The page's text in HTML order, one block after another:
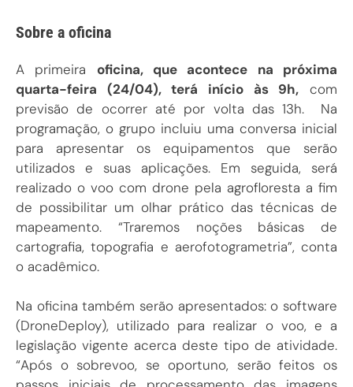
Sobre a oficina
A primeira oficina, que acontece na próxima
quarta-feira (24/04), terá início às 9h, com
previsão de ocorrer até por volta das 13h. Na
programação, o grupo incluiu uma conversa inicial
para apresentar os equipamentos que serão
utilizados e suas aplicações. Em seguida, será
realizado o voo com drone pela agrofloresta a fim
de possibilitar um olhar prático das técnicas de
mapeamento. “Traremos noções básicas de
cartografia, topografia e aerofotogrametria”, conta
o acadêmico.
Na oficina também serão apresentados: o software
(DroneDeploy), utilizado para realizar o voo, e a
legislação vigente acerca deste tipo de atividade.
“Após o sobrevoo, se oportuno, serão feitos os